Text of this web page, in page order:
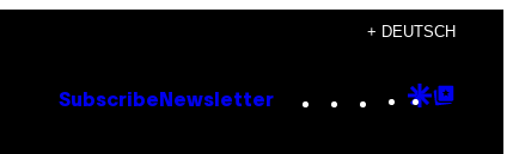
+ DEUTSCH
Subscribe Newsletter Instagram
TikTok
YouTube
Google